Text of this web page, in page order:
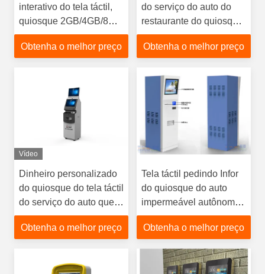
interativo do tela táctil,
quiosque 2GB/4GB/8GB
RAM do serviço do auto
IP65
Obtenha o melhor preço
do serviço do auto do
restaurante do quiosque
do registro do serviço do
auto do hotel
Obtenha o melhor preço
Vídeo
Dinheiro personalizado
do quiosque do tela táctil
do serviço do auto que
recicla o cartão Bill
Payment Kiosk
Obtenha o melhor preço
Tela táctil pedindo Infor
do quiosque do auto
impermeável autônomo
com impressão Ticketing
Obtenha o melhor preço